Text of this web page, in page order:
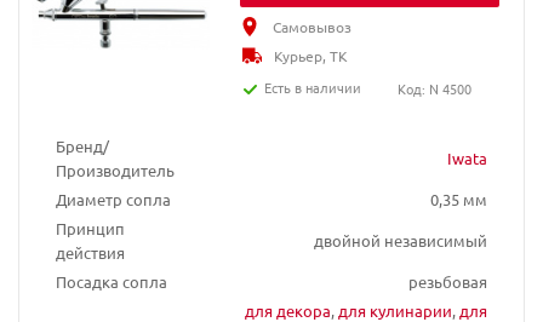
Бренд/
Производитель
Iwata
Диаметр сопла
0,35 мм
Принцип
действия
двойной независимый
Посадка сопла
резьбовая
для декора, для кулинарии, для
Самовывоз
Курьер, ТК
Есть в наличии
Код: N 4500